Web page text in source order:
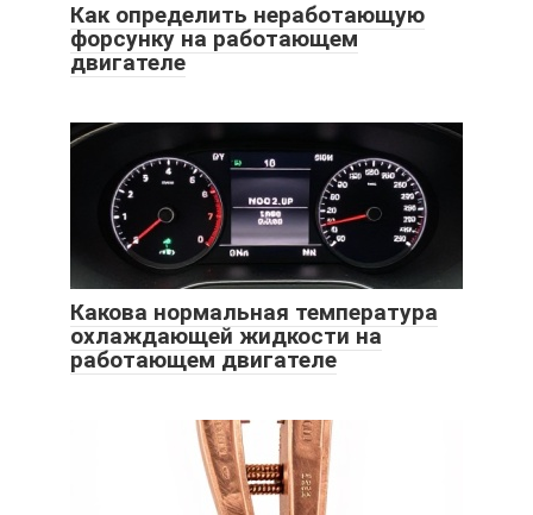
Как определить неработающую
форсунку на работающем
двигателе
Какова нормальная температура
охлаждающей жидкости на
работающем двигателе